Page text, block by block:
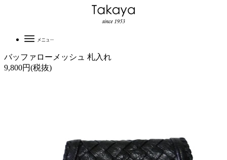
バッファローメッシュ 札入れ
9,800円(税抜)